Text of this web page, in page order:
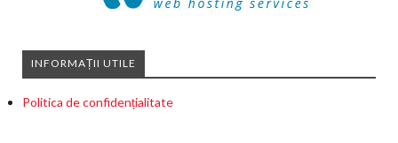
INFORMAȚII UTILE
Politica de confidențialitate